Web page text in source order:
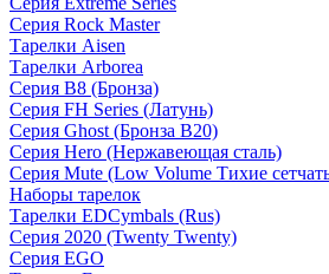
Серия Rock Master
Тарелки Aisen
Тарелки Arborea
Серия B8 (Бронза)
Серия FH Series (Латунь)
Серия Ghost (Бронза B20)
Серия Hero (Нержавеющая сталь)
Серия Mute (Low Volume Тихие
Наборы тарелок
Тарелки EDCymbals (Rus)
Серия 2020 (Twenty Twenty)
Серия EGO